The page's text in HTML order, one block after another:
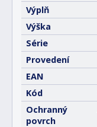
Výplň
Výška
Série
Provedení
EAN
Kód
Ochranný
povrch